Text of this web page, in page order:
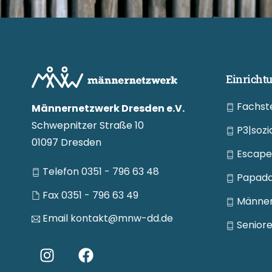
Männernetzwerk Dresden e.V.
Schwepnitzer Straße 10
01097 Dresden
Telefon 0351 - 796 63 48
Fax 0351 - 796 63 49
Email kontakt@mnw-dd.de